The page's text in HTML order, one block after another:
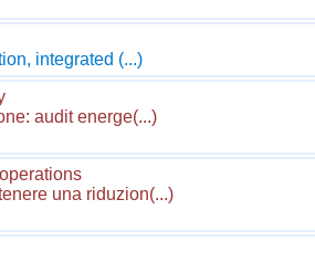
integrated (...)
audit energe(...)
una riduzion(...)